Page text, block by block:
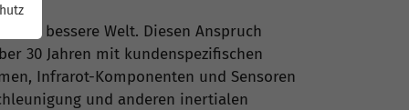
eine bessere Welt. Diesen Anspruch
30 Jahren mit kundenspezifischen
Infrarot-Komponenten und Sensoren
und anderen inertialen